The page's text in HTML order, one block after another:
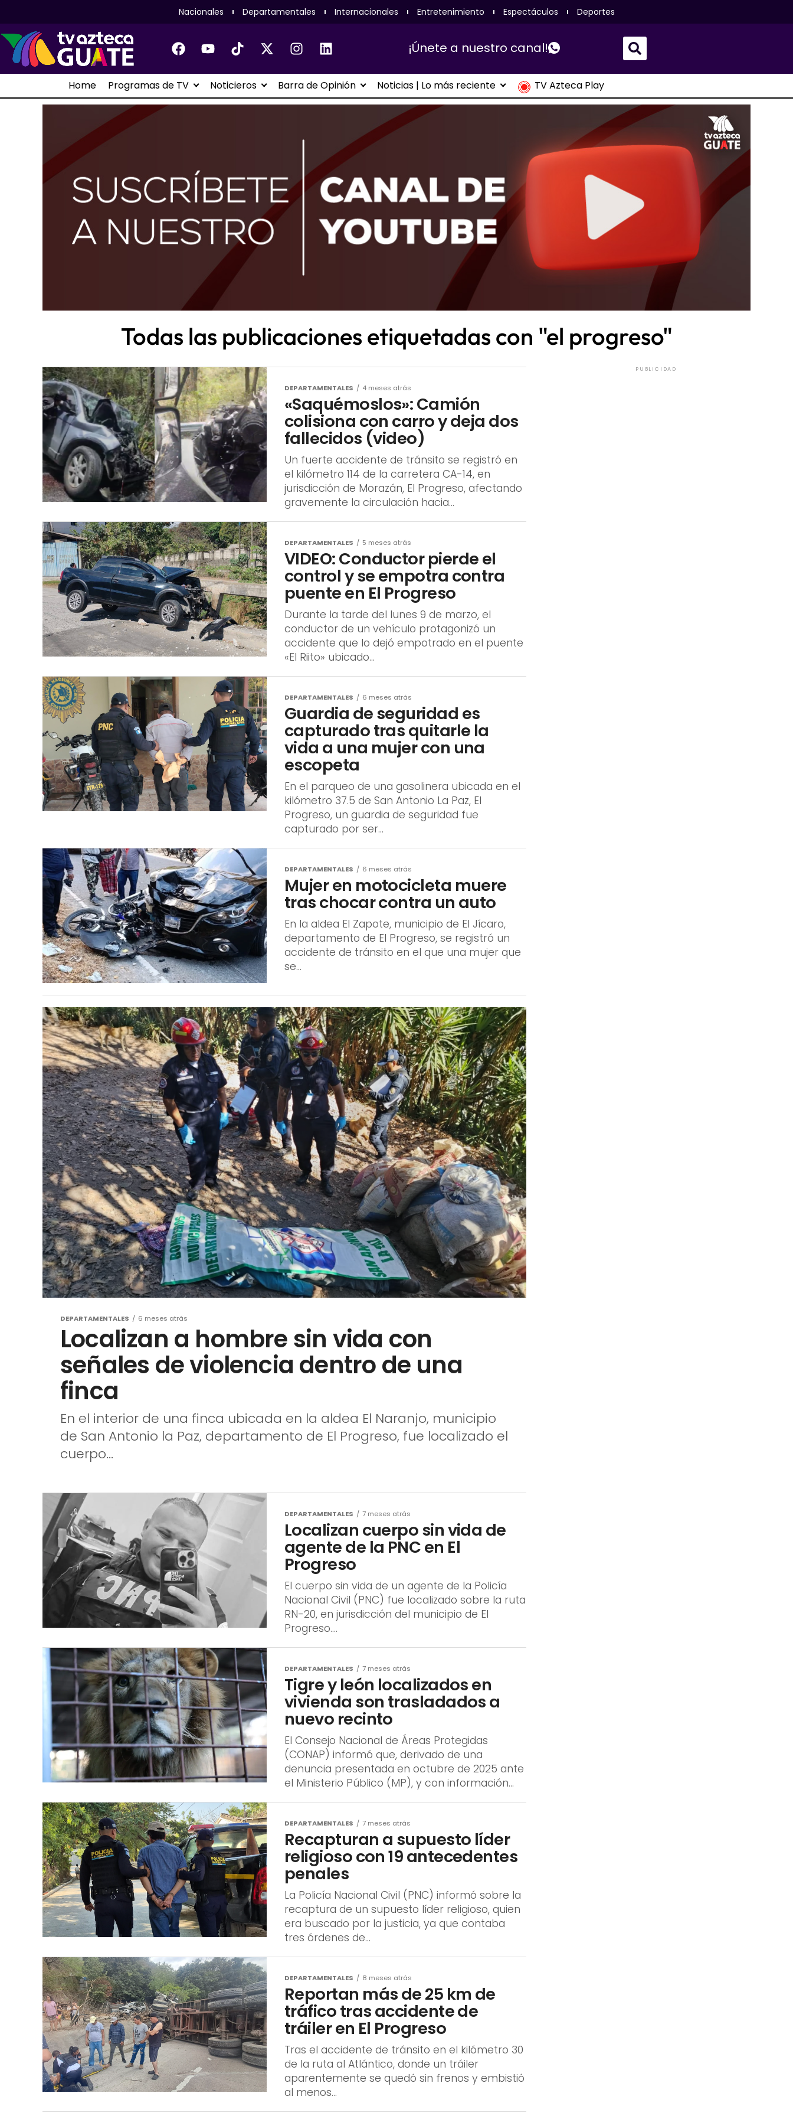
Nacionales Departamentales Internacionales Entretenimiento Espectáculos Deportes
¡Únete a nuestro canal!
Home Programas de TV Noticieros Barra de Opinión Noticias | Lo más reciente TV Azteca Play
Todas las publicaciones etiquetadas con "el progreso"
DEPARTAMENTALES 4 meses atrás
«Saquémoslos»: Camión
colisiona con carro y deja dos
fallecidos (video)
Un fuerte accidente de tránsito se registró en
el kilómetro 114 de la carretera CA-14, en
jurisdicción de Morazán, El Progreso, afectando
gravemente la circulación hacia...
DEPARTAMENTALES 5 meses atrás
VIDEO: Conductor pierde el
control y se empotra contra
puente en El Progreso
Durante la tarde del lunes 9 de marzo, el
conductor de un vehículo protagonizó un
accidente que lo dejó empotrado en el puente
«El Riito» ubicado...
DEPARTAMENTALES 6 meses atrás
Guardia de seguridad es
capturado tras quitarle la
vida a una mujer con una
escopeta
En el parqueo de una gasolinera ubicada en el
kilómetro 37.5 de San Antonio La Paz, El
Progreso, un guardia de seguridad fue
capturado por ser...
DEPARTAMENTALES 6 meses atrás
Mujer en motocicleta muere
tras chocar contra un auto
En la aldea El Zapote, municipio de El Jícaro,
departamento de El Progreso, se registró un
accidente de tránsito en el que una mujer que
se...
DEPARTAMENTALES 6 meses atrás
Localizan a hombre sin vida con
señales de violencia dentro de una
finca
En el interior de una finca ubicada en la aldea El Naranjo, municipio
de San Antonio la Paz, departamento de El Progreso, fue localizado el
cuerpo...
DEPARTAMENTALES 7 meses atrás
Localizan cuerpo sin vida de
agente de la PNC en El
Progreso
El cuerpo sin vida de un agente de la Policía
Nacional Civil (PNC) fue localizado sobre la ruta
RN-20, en jurisdicción del municipio de El
Progreso....
DEPARTAMENTALES 7 meses atrás
Tigre y león localizados en
vivienda son trasladados a
nuevo recinto
El Consejo Nacional de Áreas Protegidas
(CONAP) informó que, derivado de una
denuncia presentada en octubre de 2025 ante
el Ministerio Público (MP), y con información...
DEPARTAMENTALES 7 meses atrás
Recapturan a supuesto líder
religioso con 19 antecedentes
penales
La Policía Nacional Civil (PNC) informó sobre la
recaptura de un supuesto líder religioso, quien
era buscado por la justicia, ya que contaba
tres órdenes de...
DEPARTAMENTALES 8 meses atrás
Reportan más de 25 km de
tráfico tras accidente de
tráiler en El Progreso
Tras el accidente de tránsito en el kilómetro 30
de la ruta al Atlántico, donde un tráiler
aparentemente se quedó sin frenos y embistió
al menos...
PUBLICIDAD